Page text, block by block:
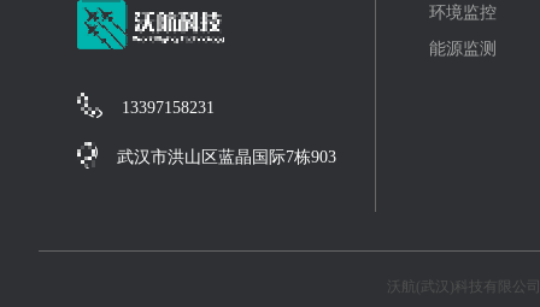
13397158231
武汉市洪山区蓝晶国际7栋903
环境监控
能源监测
沃航(武汉)科技有限公